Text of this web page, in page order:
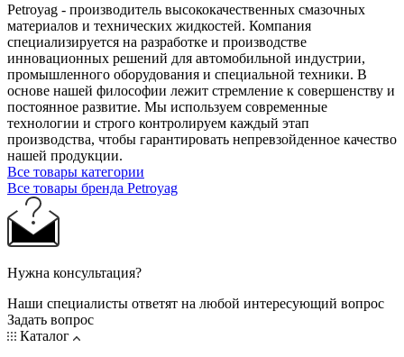
Petroyag - производитель высококачественных смазочных
материалов и технических жидкостей. Компания
специализируется на разработке и производстве
инновационных решений для автомобильной индустрии,
промышленного оборудования и специальной техники. В
основе нашей философии лежит стремление к совершенству и
постоянное развитие. Мы используем современные
технологии и строго контролируем каждый этап
производства, чтобы гарантировать непревзойденное качество
нашей продукции.
Все товары категории
Все товары бренда Petroyag
Нужна консультация?
Наши специалисты ответят на любой интересующий вопрос
Задать вопрос
Каталог